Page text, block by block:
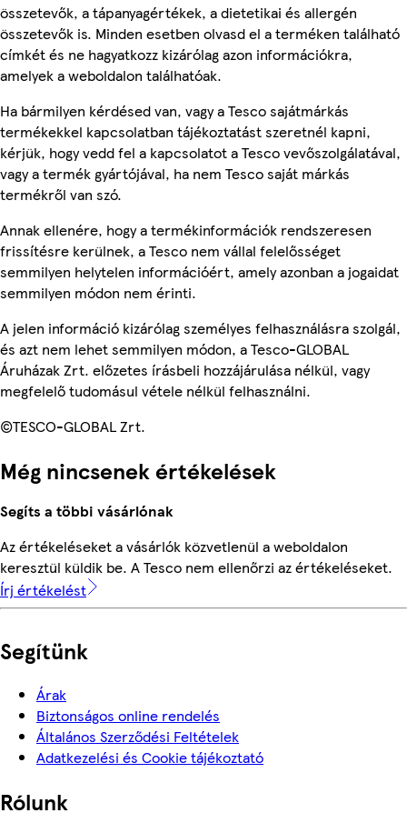
összetevők, a tápanyagértékek, a dietetikai és allergén
összetevők is. Minden esetben olvasd el a terméken található
címkét és ne hagyatkozz kizárólag azon információkra,
amelyek a weboldalon találhatóak.
Ha bármilyen kérdésed van, vagy a Tesco sajátmárkás
termékekkel kapcsolatban tájékoztatást szeretnél kapni,
kérjük, hogy vedd fel a kapcsolatot a Tesco vevőszolgálatával,
vagy a termék gyártójával, ha nem Tesco saját márkás
termékről van szó.
Annak ellenére, hogy a termékinformációk rendszeresen
frissítésre kerülnek, a Tesco nem vállal felelősséget
semmilyen helytelen információért, amely azonban a jogaidat
semmilyen módon nem érinti.
A jelen információ kizárólag személyes felhasználásra szolgál,
és azt nem lehet semmilyen módon, a Tesco-GLOBAL
Áruházak Zrt. előzetes írásbeli hozzájárulása nélkül, vagy
megfelelő tudomásul vétele nélkül felhasználni.
©TESCO-GLOBAL Zrt.
Még nincsenek értékelések
Segíts a többi vásárlónak
Az értékeléseket a vásárlók közvetlenül a weboldalon
keresztül küldik be. A Tesco nem ellenőrzi az értékeléseket.
Írj értékelést
Segítünk
Árak
Biztonságos online rendelés
Általános Szerződési Feltételek
Adatkezelési és Cookie tájékoztató
Rólunk